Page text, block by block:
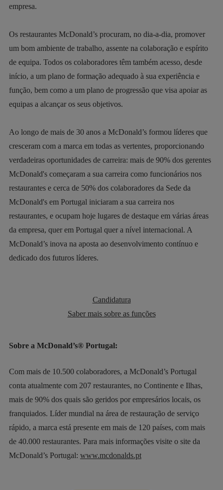
empresa.
Os restaurantes McDonald’s procuram, no dia-a-dia, promover
um bom ambiente de trabalho, assente na colaboração e espírito
de equipa. Todos os colaboradores têm também acesso, desde
início, a um plano de formação adequado à sua experiência e
função, bem como a um plano de progressão que visa apoiar as
equipas a alcançar os seus objetivos.
Ao longo de mais de 30 anos a McDonald’s formou líderes que
cresceram com a marca em todas as vertentes, proporcionando
verdadeiras oportunidades de carreira: mais de 90% dos gerentes
McDonald's começaram a sua carreira como funcionários nos
restaurantes e cerca de 50% dos colaboradores da Sede da
McDonald's em Portugal iniciaram a sua carreira nos
restaurantes, e ocupam hoje lugares de destaque em várias áreas
da empresa, quer em Portugal quer a nível internacional. A
McDonald’s inova na aposta ao desenvolvimento contínuo e
dedicado dos futuros líderes.
Candidatura
Saber mais sobre as funções
Sobre a McDonald’s® Portugal:
Com mais de 10.500 colaboradores, a McDonald’s Portugal
conta atualmente com 207 restaurantes, no Continente e Ilhas,
mais de 90% dos quais são geridos por empresários locais, os
franquiados. Líder mundial na área de restauração de serviço
rápido, a marca está presente em mais de 120 países, com mais
de 40.000 restaurantes. Para mais informações visite o site da
McDonald’s Portugal: www.mcdonalds.pt